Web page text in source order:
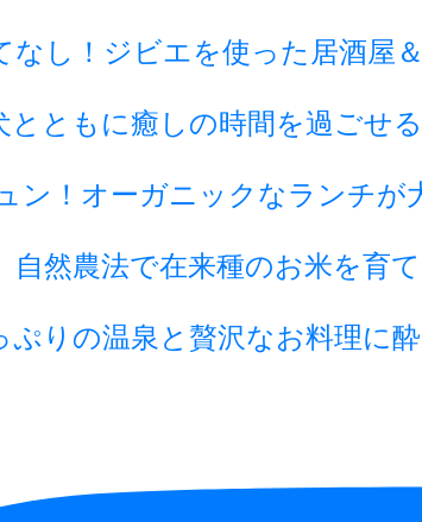
し！ジビエを使った居酒屋
ともに癒しの時間を過ごせ
ン！オーガニックなランチが
自然農法で在来種のお米を育
ぷりの温泉と贅沢なお料理に